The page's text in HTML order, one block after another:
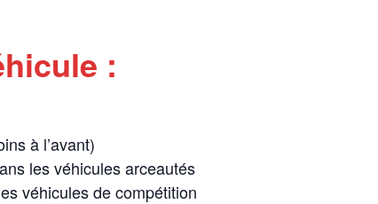
:
à l’avant)
les véhicules arceautés
véhicules de compétition